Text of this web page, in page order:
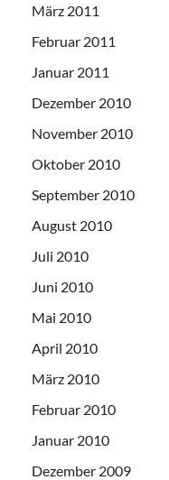
März 2011
Februar 2011
Januar 2011
Dezember 2010
November 2010
Oktober 2010
September 2010
August 2010
Juli 2010
Juni 2010
Mai 2010
April 2010
März 2010
Februar 2010
Januar 2010
Dezember 2009